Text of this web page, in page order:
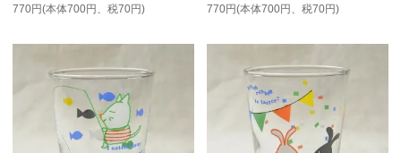
770円(本体700円、税70円) 770円(本体700円、税70円)